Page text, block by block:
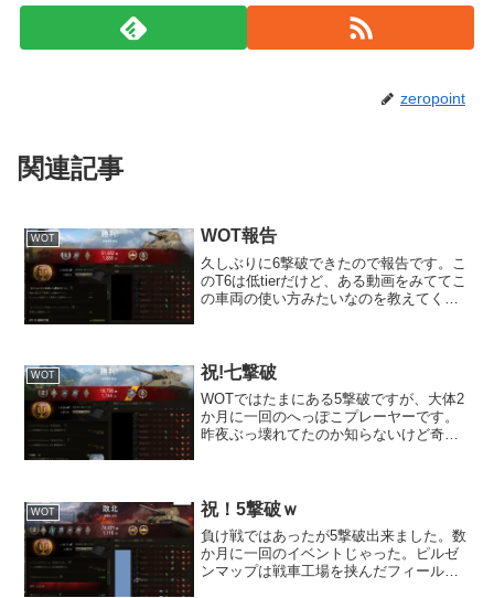
zeropoint
関連記事
WOT WOT報告
久しぶりに6撃破できたので報告です。こ
のT6は低tierだけど、ある動画をみててこ
の車両の使い方みたいなのを教えてくれ
ていた動画...
WOT 祝!七撃破
WOTではたまにある5撃破ですが、大体2
か月に一回のへっぽこプレーヤーです。
昨夜ぶっ壊れてたのか知らないけど奇跡
ゃないんですよね。味...
WOT 祝！5撃破ｗ
負け戦ではあったが5撃破出来ました。数
か月に一回のイベントじゃった。ピルゼ
ンマップは戦車工場を挟んだフィールド